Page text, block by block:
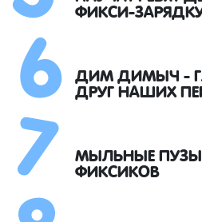
ФИКСИ-
ДИМ ДИМЫЧ -
ДРУГ НАШИХ
МЫЛЬНЫЕ
ФИКСИКОВ